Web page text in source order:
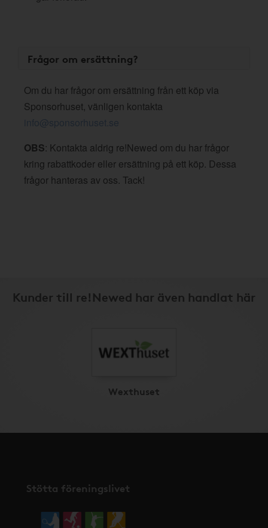
Frågor om ersättning?
Om du har frågor om ersättning från ett köp via
Sponsorhuset, vänligen kontakta
info@sponsorhuset.se
OBS: Kontakta aldrig re!Newed om du har frågor
kring rabattkoder eller ersättning på ett köp. Dessa
frågor hanteras av oss. Tack!
Kunder till re!Newed har även handlat här
Wexthuset
Stötta föreningslivet